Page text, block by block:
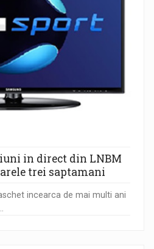
in direct din LNBM
trei saptamani
incearca de mai multi ani